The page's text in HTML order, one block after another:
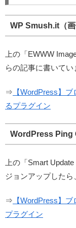
WP Smush.it（画
上の「EWWW
らの記事に書いてい
⇒ 【WordPress】
るプラグイン
WordPress Ping
上の「Smart
ジョンアップしたら
⇒ 【WordPress】
プラグイン